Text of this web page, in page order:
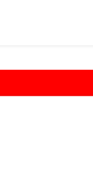
Everett, United